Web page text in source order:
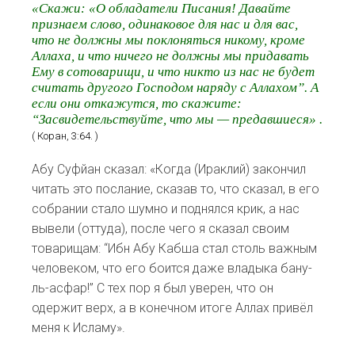
«Скажи: «О обладатели Писания! Давайте
признаем слово, одинаковое для нас и для вас,
что не должны мы поклоняться никому, кроме
Аллаха, и что ничего не должны мы придавать
Ему в сотоварищи, и что никто из нас не будет
считать другого Господом наряду с Аллахом”. А
если они откажутся, то скажите:
“Засвидетельствуйте, что мы — предавшиеся» .
( Коран, 3:64. )
Абу Суфйан сказал: «Когда (Ираклий) закончил
читать это послание, сказав то, что сказал, в его
собрании стало шумно и поднялся крик, а нас
вывели (оттуда), после чего я сказал своим
товарищам: “Ибн Абу Кабша стал столь важным
человеком, что его боится даже владыка бану-
ль-асфар!” С тех пор я был уверен, что он
одержит верх, а в конечном итоге Аллах привёл
меня к Исламу».